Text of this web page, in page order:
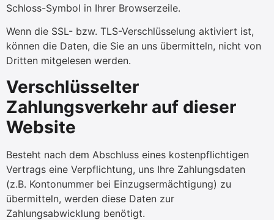
Schloss-Symbol in Ihrer Browserzeile.
Wenn die SSL- bzw. TLS-Verschlüsselung aktiviert ist,
können die Daten, die Sie an uns übermitteln, nicht von
Dritten mitgelesen werden.
Verschlüsselter
Zahlungsverkehr auf dieser
Website
Besteht nach dem Abschluss eines kostenpflichtigen
Vertrags eine Verpflichtung, uns Ihre Zahlungsdaten
(z.B. Kontonummer bei Einzugsermächtigung) zu
übermitteln, werden diese Daten zur
Zahlungsabwicklung benötigt.